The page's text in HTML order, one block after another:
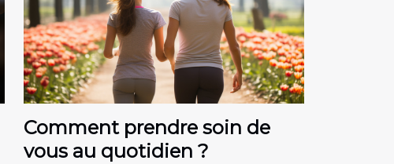
Comment prendre soin de
vous au quotidien ?